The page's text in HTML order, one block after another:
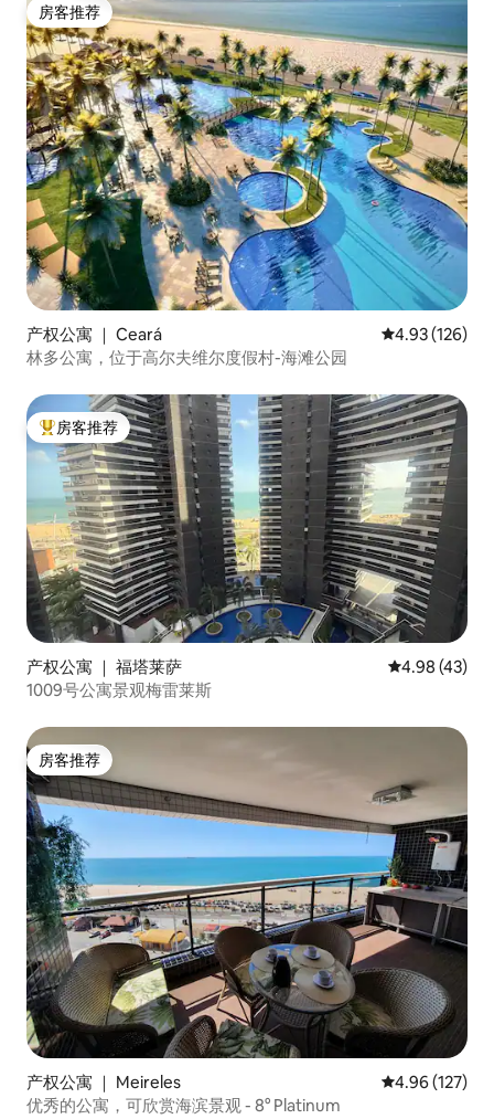
房客推荐
房客推荐
产权公寓 ｜ Ceará 平均评分 4.93
4.93 (126)
林多公寓，位于高尔夫维尔度假村-海滩公园
热门「房客推荐」
房客推荐
产权公寓 ｜ 福塔莱萨 平均评分
4.98 (43)
1009号公寓景观梅雷莱斯
房客推荐
房客推荐
产权公寓 ｜ Meireles 平均评分 4.96
4.96 (127)
优秀的公寓，可欣赏海滨景观 - 8° Platinum